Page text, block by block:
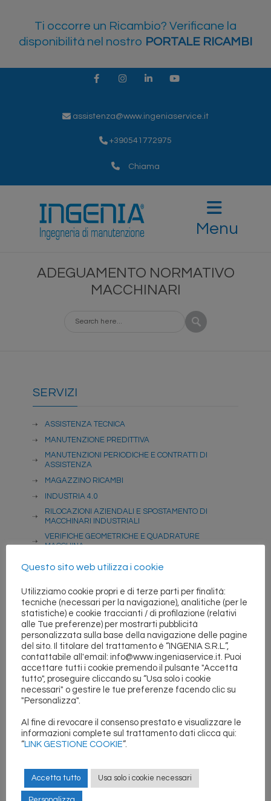
Ti occorre un Ricambio? Verificane la
disponibilità nel nostro PORTALE RICAMBI
assistenza@www.ingeniaservice.it
+390541772975
Chiama
Menu
ADEGUAMENTO NORMATIVO
MACCHINARI
SERVIZI
ASSISTENZA TECNICA
MANUTENZIONE PREDITTIVA
MANUTENZIONI PERIODICHE E CONTRATTI DI
ASSISTENZA
MAGAZZINO RICAMBI
INDUSTRIA 4.0
RILOCAZIONI AZIENDALI E SPOSTAMENTO DI
MACCHINARI INDUSTRIALI
VERIFICHE GEOMETRICHE E QUADRATURE
MACCHINA
CALIBRAZIONE LASER LINEARE
TARATURA DINAMICA CON RENISHAW BALLBAR
ADEGUAMENTO NORMATIVO MACCHINARI
CERTIFICAZIONE MACCHINE UTENSILI E ISOLE DI
LAVORO
CORSI DI FORMAZIONE
EQUILIBRATURA ORGANI ROTANTI
RETTIFICA CONO MANDRINO IN MACCHINA
MODIFICHE FUNZIONALI
AVVIAMENTO ALLA PRODUZIONE
ESECUZIONI SPECIALI
Questo sito web utilizza i cookie
Utilizziamo cookie propri e di terze parti per finalità:
tecniche (necessari per la navigazione), analitiche (per le
statistiche) e cookie traccianti / di profilazione (relativi
alle Tue preferenze) per mostrarti pubblicità
personalizzata sulla base della navigazione delle pagine
del sito. Il titolare del trattamento è “INGENIA S.R.L.”,
contattabile all'email: info@www.ingeniaservice.it. Puoi
accettare tutti i cookie premendo il pulsante "Accetta
tutto", proseguire cliccando su “Usa solo i cookie
necessari" o gestire le tue preferenze facendo clic su
"Personalizza".
Al fine di revocare il consenso prestato e visualizzare le
informazioni complete sul trattamento dati clicca qui:
“LINK GESTIONE COOKIE”.
Accetta tutto Usa solo i cookie necessari